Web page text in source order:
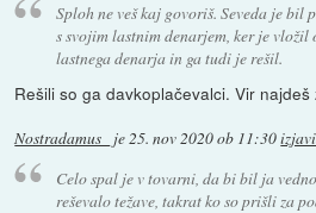
Sploh ne veš kaj govoriš. Seveda je
s svojim lastnim denarjem, ker je vložil
lastnega denarja in ga tudi je rešil.
Rešili so ga davkoplačevalci. Vir najdeš
Nostradamus_ je25. nov 2020 ob 11:30
Celo spal je v tovarni, da bi bil ja
reševalo težave, takrat ko so prišli za